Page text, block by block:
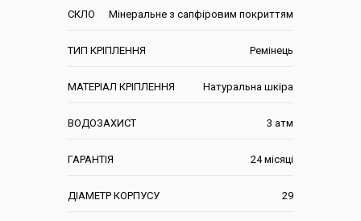
СКЛО Мінеральне з сапфіровим покриттям
ТИП КРІПЛЕННЯ Ремінець
МАТЕРІАЛ КРІПЛЕННЯ Натуральна шкіра
ВОДОЗАХИСТ 3 атм
ГАРАНТІЯ 24 місяці
ДІАМЕТР КОРПУСУ 29